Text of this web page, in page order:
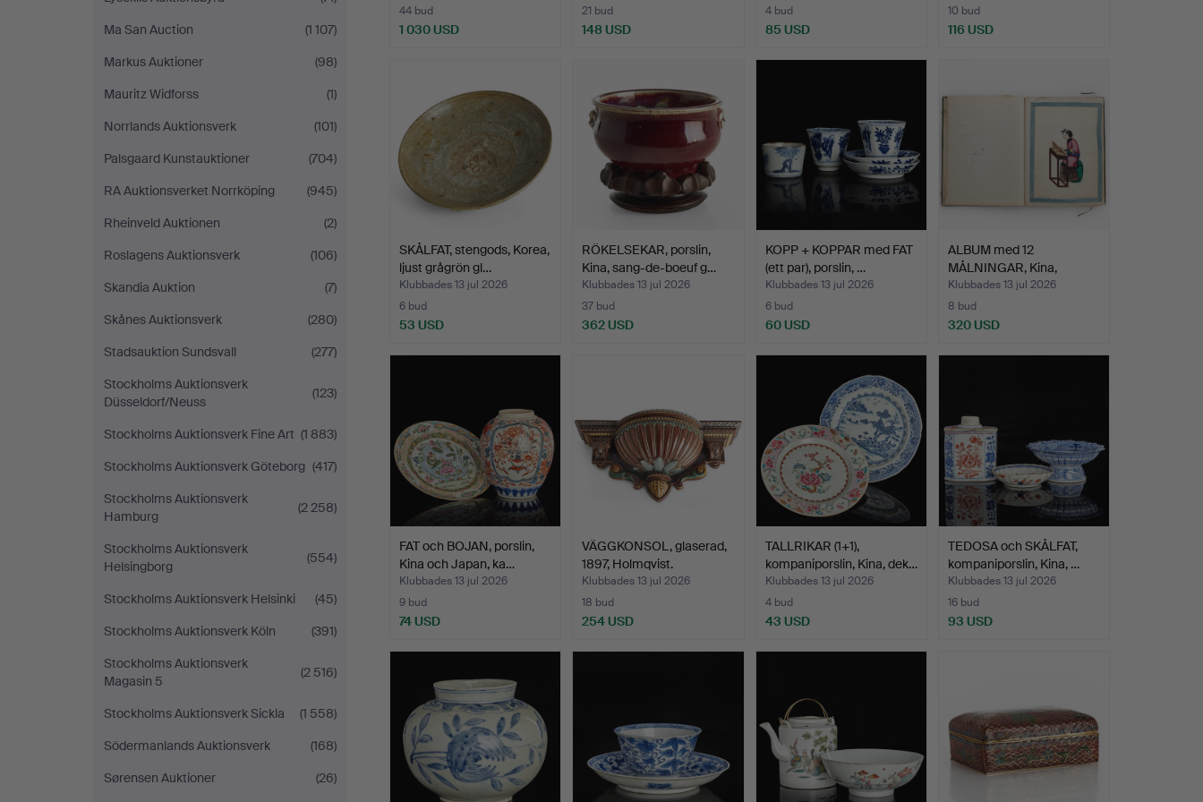
Ma San Auction
(1 107)
Markus Auktioner
(98)
Mauritz Widforss
(1)
Norrlands Auktionsverk
(101)
Palsgaard Kunstauktioner
(704)
RA Auktionsverket Norrköping
(945)
Rheinveld Auktionen
(2)
Roslagens Auktionsverk
(106)
Skandia Auktion
(7)
Skånes Auktionsverk
(280)
Stadsauktion Sundsvall
(277)
Stockholms Auktionsverk
Düsseldorf/Neuss
(123)
Stockholms Auktionsverk Fine Art (1 883)
Stockholms Auktionsverk Göteborg (417)
Stockholms Auktionsverk
Hamburg
(2 258)
Stockholms Auktionsverk
Helsingborg
(554)
Stockholms Auktionsverk Helsinki
(45)
Stockholms Auktionsverk Köln
(391)
Stockholms Auktionsverk
Magasin 5
(2 516)
Stockholms Auktionsverk Sickla
(1 558)
Södermanlands Auktionsverk
(168)
Sørensen Auktioner
(26)
44 bud
1 030 USD
21 bud
148 USD
4 bud
85 USD
10 bud
116 USD
SKÅLFAT, stengods, Korea,
ljust grågrön gl…
Klubbades 13 jul 2026
6 bud
53 USD
RÖKELSEKAR, porslin,
Kina, sang-de-boeuf g…
Klubbades 13 jul 2026
37 bud
362 USD
KOPP + KOPPAR med FAT
(ett par), porslin, …
Klubbades 13 jul 2026
6 bud
60 USD
ALBUM med 12
MÅLNINGAR, Kina,
Qingdynastin…
Klubbades 13 jul 2026
8 bud
320 USD
FAT och BOJAN, porslin,
Kina och Japan, ka…
Klubbades 13 jul 2026
9 bud
74 USD
VÄGGKONSOL, glaserad,
1897, Holmqvist.
Klubbades 13 jul 2026
18 bud
254 USD
TALLRIKAR (1+1),
kompaniporslin, Kina, dek…
Klubbades 13 jul 2026
4 bud
43 USD
TEDOSA och SKÅLFAT,
kompaniporslin, Kina, …
Klubbades 13 jul 2026
16 bud
93 USD